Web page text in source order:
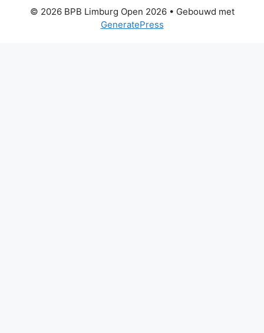
© 2026 BPB Limburg Open 2026• Gebouwd met
GeneratePress